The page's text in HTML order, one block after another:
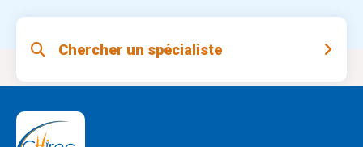
Chercher un spécialiste